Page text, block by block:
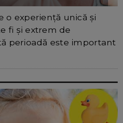
o experiență unică și
fi și extrem de
perioadă este important